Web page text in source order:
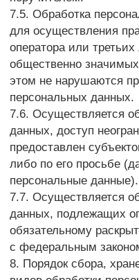
Вернуться на
11. Конфиденциальность
Оператор и иные лица,
к персональным данным,
третьим лицам и не
данные без согласия субъекта
данных, если иное не
законом.
12. Заключительные положения
12.1. Пользователь может
разъяснения по интересующим
обратившись к Оператору с
почты info@sm-sl.ru.
12.2. В данном документе будут
изменения политики обработки
данных Оператором. Политика
до замены ее новой версией.
12.3. Актуальная версия
доступе расположена в сети
по адресу https://sm-sl.ru/privacy.